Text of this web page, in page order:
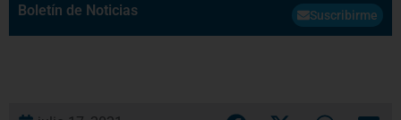
Boletín de Noticias Suscribirme